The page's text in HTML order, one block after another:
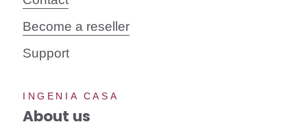
Become a reseller
Support
INGENIA CASA
About us